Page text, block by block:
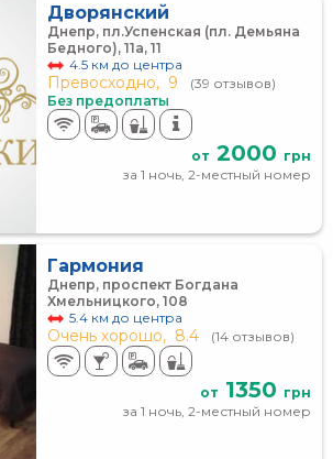
Дворянский
Днепр, пл.Успенская (пл. Демьяна
Бедного), 11а, 11
4.5 км до центра
Превосходно, 9
(39 отзывов)
Без предоплаты
от 2000 грн
за 1 ночь, 2-местный номер
Гармония
Днепр, проспект Богдана
Хмельницкого, 108
5.4 км до центра
Очень хорошо, 8.4 (14 отзывов)
от 1350 грн
за 1 ночь, 2-местный номер